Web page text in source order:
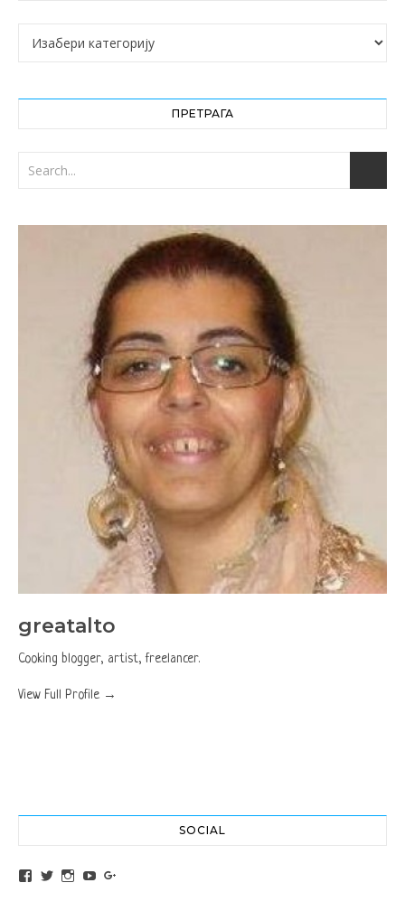
Категорије
ПРЕТРАГА
greatalto
Cooking blogger, artist, freelancer.
View Full Profile →
SOCIAL
View altochef’s profile on Facebook
View jovancica73’s profile on Twitter
View jovancica73’s profile on Instagram
View jovancica73’s profile on YouTube